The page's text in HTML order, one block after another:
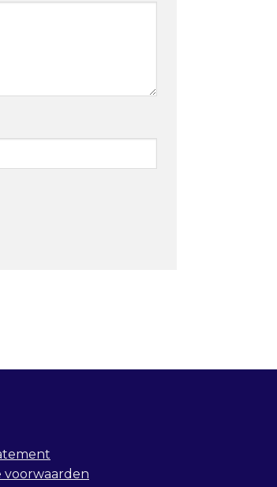
voorwaarden